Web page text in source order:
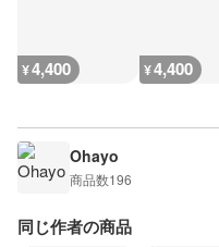
¥4,400 ¥4,400
Ohayo
商品数196
同じ作者の商品